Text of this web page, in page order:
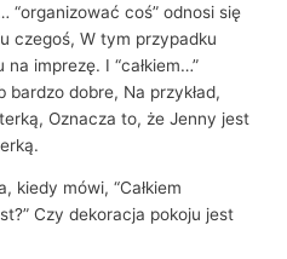
“organizować coś” odnosi się
czegoś, W tym przypadku
na imprezę. I “całkiem…”
dobre, Na przykład,
Oznacza to, że Jenny jest
kiedy mówi, “Całkiem
Czy dekoracja pokoju jest